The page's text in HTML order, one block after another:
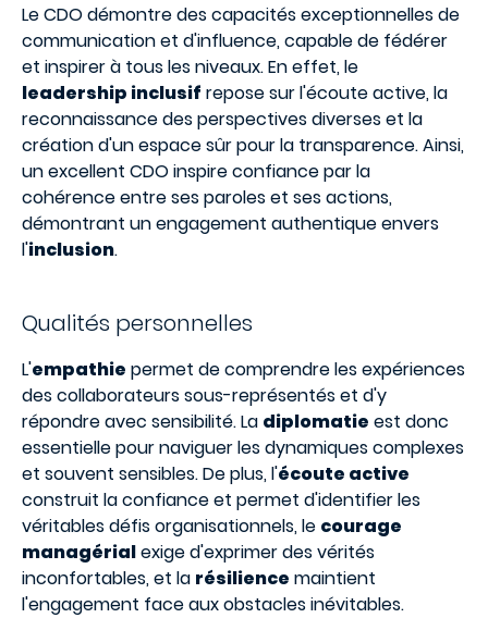
Le CDO démontre des capacités exceptionnelles de
communication et d'influence, capable de fédérer
et inspirer à tous les niveaux. En effet, le
leadership inclusif repose sur l'écoute active, la
reconnaissance des perspectives diverses et la
création d'un espace sûr pour la transparence. Ainsi,
un excellent CDO inspire confiance par la
cohérence entre ses paroles et ses actions,
démontrant un engagement authentique envers
l'inclusion.
Qualités personnelles
L'empathie permet de comprendre les expériences
des collaborateurs sous-représentés et d'y
répondre avec sensibilité. La diplomatie est donc
essentielle pour naviguer les dynamiques complexes
et souvent sensibles. De plus, l'écoute active
construit la confiance et permet d'identifier les
véritables défis organisationnels, le courage
managérialexige d'exprimer des vérités
inconfortables, et la résilience maintient
l'engagement face aux obstacles inévitables.